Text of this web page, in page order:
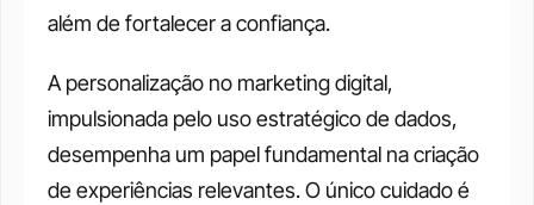
além de fortalecer a confiança.
A personalização no marketing digital,
impulsionada pelo uso estratégico de dados,
desempenha um papel fundamental na criação
de experiências relevantes. O único cuidado é